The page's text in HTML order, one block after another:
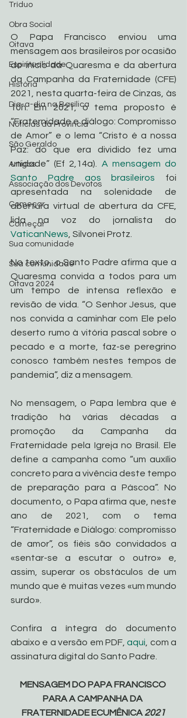
Tríduo
Obra Social
Oitava
Espiritualidade
História
Dia-a-dia na Basílica
Noticias da Província
São Geraldo
Artigos
Associação dos Devotos
Começar
Começar
Sua comunidade
Sua comunidade
Oitava 2024
O Papa Francisco enviou uma
mensagem aos brasileiros por ocasião
do início da Quaresma e da abertura
da Campanha da Fraternidade (CFE)
2021, nesta quarta-feira de Cinzas, às
10h. Em 2021, o tema proposto é
“Fraternidade e diálogo: Compromisso
de Amor” e o lema “Cristo é a nossa
Paz: do que era dividido fez uma
unidade” (Ef 2,14a). A mensagem do
Santo Padre aos brasileiros foi
apresentada na solenidade de
abertura virtual de abertura da CFE,
VaticanNews , Silvonei Protz.
No texto, o Santo Padre afirma que a
Quaresma convida a todos para um
um tempo de intensa reflexão e
revisão de vida. “O Senhor Jesus, que
nos convida a caminhar com Ele pelo
deserto rumo à vitória pascal sobre o
pecado e a morte, faz-se peregrino
conosco também nestes tempos de
pandemia”, diz a mensagem.
No mensagem, o Papa lembra que é
tradição há várias décadas a
promoção da Campanha da
Fraternidade pela Igreja no Brasil. Ele
define a campanha como “um auxílio
concreto para a vivência deste tempo
de preparação para a Páscoa”. No
documento, o Papa afirma que, neste
ano de 2021, com o tema
“Fraternidade e Diálogo: compromisso
de amor”, os fiéis são convidados a
«sentar-se a escutar o outro» e,
assim, superar os obstáculos de um
mundo que é muitas vezes «um mundo
surdo».
Confira a íntegra do documento
abaixo e a versão em PDF, aqui , com a
assinatura digital do Santo Padre.
MENSAGEM DO PAPA FRANCISCO
PARA A CAMPANHA DA
FRATERNIDADE ECUMÊNICA 2021